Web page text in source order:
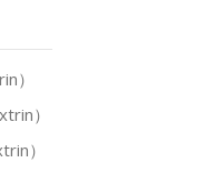
）
）
）